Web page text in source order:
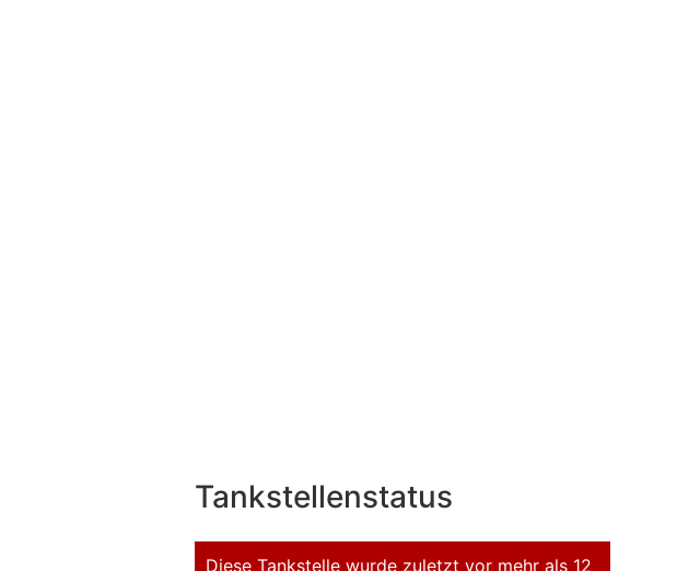
Tankstellenstatus
Diese Tankstelle wurde zuletzt vor mehr als 12